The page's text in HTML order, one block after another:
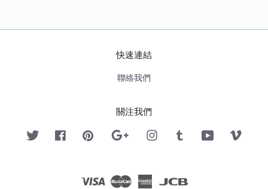
快速連結
聯絡我們
關注我們
Twitter FacebookPinterest Google InstagramTumblr YouTube
Visa Master American